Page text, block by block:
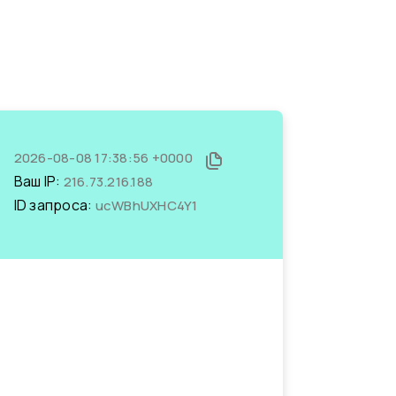
2026-08-08 17:38:56 +0000
Ваш IP: 216.73.216.188
ID запроса: ucWBhUXHC4Y1